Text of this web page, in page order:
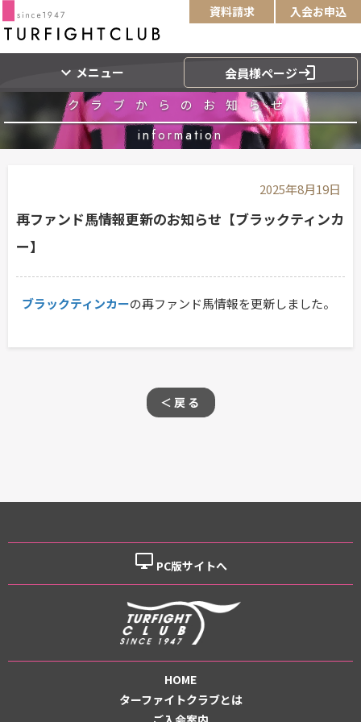
資料請求 入会お申込
expand_more メニュー 会員様ページlogin
クラブからのお知らせ
information
2025年8月19日
再ファンド馬情報更新のお知らせ【ブラックティンカ
ー】
ブラックティンカーの再ファンド馬情報を更新しました。
＜戻る
desktop_windows PC版サイトへ
HOME
ターファイトクラブとは